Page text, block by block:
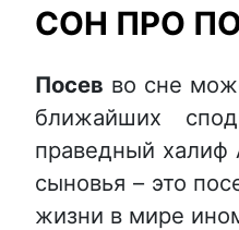
СОН ПРО
Посев во сне
ближайших
праведный
сыновья – это
жизни в мире